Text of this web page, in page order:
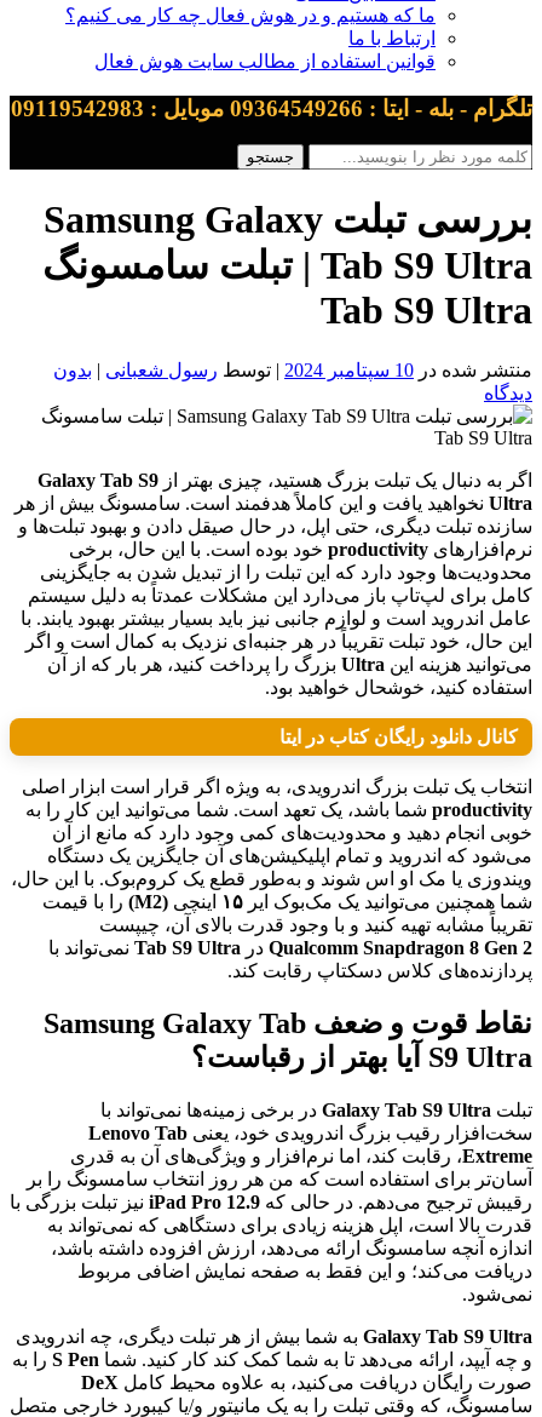
ما که هستیم و در هوش فعال چه کار می کنیم؟
ارتباط با ما
قوانین استفاده از مطالب سایت هوش فعال
تلگرام - بله - ایتا : 09364549266 موبایل : 09119542983
بررسی تبلت Samsung Galaxy
Tab S9 Ultra | تبلت سامسونگ
Tab S9 Ultra
منتشر شده در 10 سپتامبر 2024 | توسط رسول شعبانی | بدون
دیدگاه
اگر به دنبال یک تبلت بزرگ هستید، چیزی بهتر از Galaxy Tab S9
Ultra نخواهید یافت و این کاملاً هدفمند است. سامسونگ بیش از هر
سازنده تبلت دیگری، حتی اپل، در حال صیقل دادن و بهبود تبلت‌ها و
نرم‌افزارهای productivity خود بوده است. با این حال، برخی
محدودیت‌ها وجود دارد که این تبلت را از تبدیل شدن به جایگزینی
کامل برای لپ‌تاپ باز می‌دارد این مشکلات عمدتاً به دلیل سیستم
عامل اندروید است و لوازم جانبی نیز باید بسیار بیشتر بهبود یابند. با
این حال، خود تبلت تقریباً در هر جنبه‌ای نزدیک به کمال است و اگر
می‌توانید هزینه این Ultra بزرگ را پرداخت کنید، هر بار که از آن
استفاده کنید، خوشحال خواهید بود.
کانال دانلود رایگان کتاب در ایتا
انتخاب یک تبلت بزرگ اندرویدی، به ویژه اگر قرار است ابزار اصلی
productivity شما باشد، یک تعهد است. شما می‌توانید این کار را به
خوبی انجام دهید و محدودیت‌های کمی وجود دارد که مانع از آن
می‌شود که اندروید و تمام اپلیکیشن‌های آن جایگزین یک دستگاه
ویندوزی یا مک او اس شوند و به‌طور قطع یک کروم‌بوک. با این حال،
شما همچنین می‌توانید یک مک‌بوک ایر ۱۵ اینچی (M2)
را با قیمت
تقریباً مشابه تهیه کنید و با وجود قدرت بالای آن، چیپست
Qualcomm Snapdragon 8 Gen 2 در Tab S9 Ultra
نمی‌تواند با
پردازنده‌های کلاس دسکتاپ رقابت کند.
نقاط قوت و ضعف Samsung Galaxy Tab
S9 Ultra آیا بهتر از رقباست؟
تبلت Galaxy Tab S9 Ultra در برخی زمینه‌ها نمی‌تواند با
سخت‌افزار رقیب بزرگ اندرویدی خود، یعنی Lenovo Tab
Extreme، رقابت کند، اما نرم‌افزار و ویژگی‌های آن به قدری
آسان‌تر برای استفاده است که من هر روز انتخاب سامسونگ را بر
رقیبش ترجیح می‌دهم. در حالی که iPad Pro 12.9 نیز تبلت بزرگی با
قدرت بالا است، اپل هزینه زیادی برای دستگاهی که نمی‌تواند به
اندازه آنچه سامسونگ ارائه می‌دهد، ارزش افزوده داشته باشد،
دریافت می‌کند؛ و این فقط به صفحه نمایش اضافی مربوط
نمی‌شود.
Galaxy Tab S9 Ultra به شما بیش از هر تبلت دیگری، چه اندرویدی
و چه آیپد، ارائه می‌دهد تا به شما کمک کند کار کنید. شما S Pen را به
صورت رایگان دریافت می‌کنید، به علاوه محیط کامل DeX
سامسونگ، که وقتی تبلت را به یک مانیتور و/یا کیبورد خارجی متصل